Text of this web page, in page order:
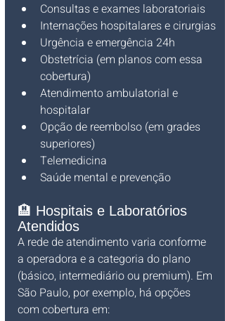
Consultas e exames laboratoriais
Internações hospitalares e cirurgias
Urgência e emergência 24h
Obstetrícia (em planos com essa
cobertura)
Atendimento ambulatorial e
hospitalar
Opção de reembolso (em grades
superiores)
Telemedicina
Saúde mental e prevenção
🏨 Hospitais e Laboratórios
Atendidos
A rede de atendimento varia conforme
a operadora e a categoria do plano
(básico, intermediário ou premium). Em
São Paulo, por exemplo, há opções
com cobertura em: